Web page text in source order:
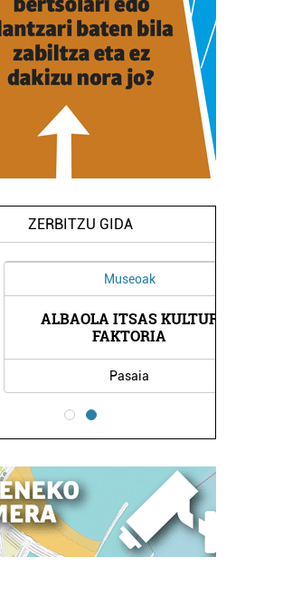
ZERBITZU GIDA
Museoak
ALBAOLA ITSAS KULTUR
FAKTORIA